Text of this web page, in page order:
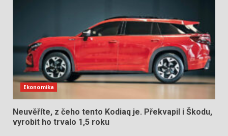
Ekonomika
Neuvěříte, z čeho tento Kodiaq je. Překvapil i Škodu,
vyrobit ho trvalo 1,5 roku